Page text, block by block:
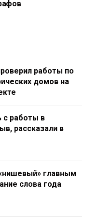
работы по
домов на
с работы в
рассказали в
главным
слова года